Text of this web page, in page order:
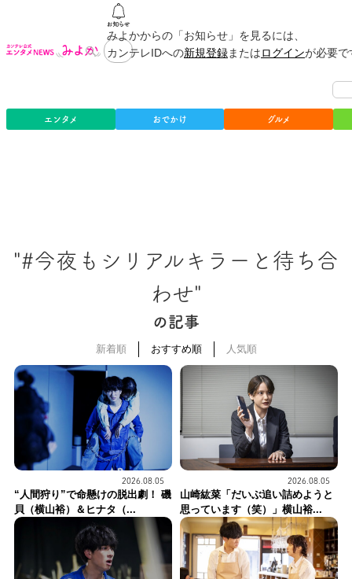
みよかからの「お知らせ」を見るには、
カンテレIDへの新規登録またはログインが必要
エンタメ おでかけ グルメ
"#今夜もシリアルキラーと待ち合
わせ"
の記事
新着順 おすすめ順 人気順
2026.08.05
“人間狩り”で命懸けの脱出劇！ 磯
貝（横山裕）＆ヒナタ（...
2026.08.05
山崎紘菜「だいぶ追い詰めようと
思っています（笑）」横山裕...